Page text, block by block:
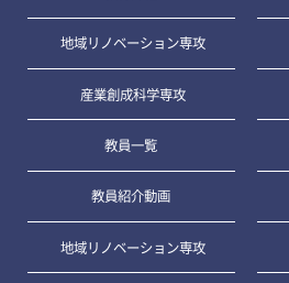
地域リノベーション専攻
産業創成科学専攻
教員一覧
教員紹介動画
地域リノベーション専攻